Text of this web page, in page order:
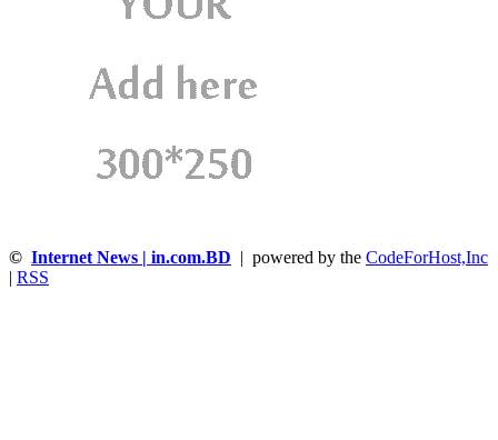
© Internet News | in.com.BD | powered by the CodeForHost,Inc
| RSS